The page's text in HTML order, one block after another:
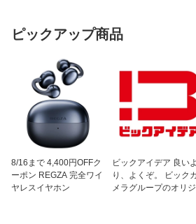
ピックアップ商品
8/16まで 4,400円OFFク
ーポン REGZA 完全ワイ
ヤレスイヤホン
ビックアイデア 良いよ
り、よくぞ。 ビックカ
メラグループのオリジ